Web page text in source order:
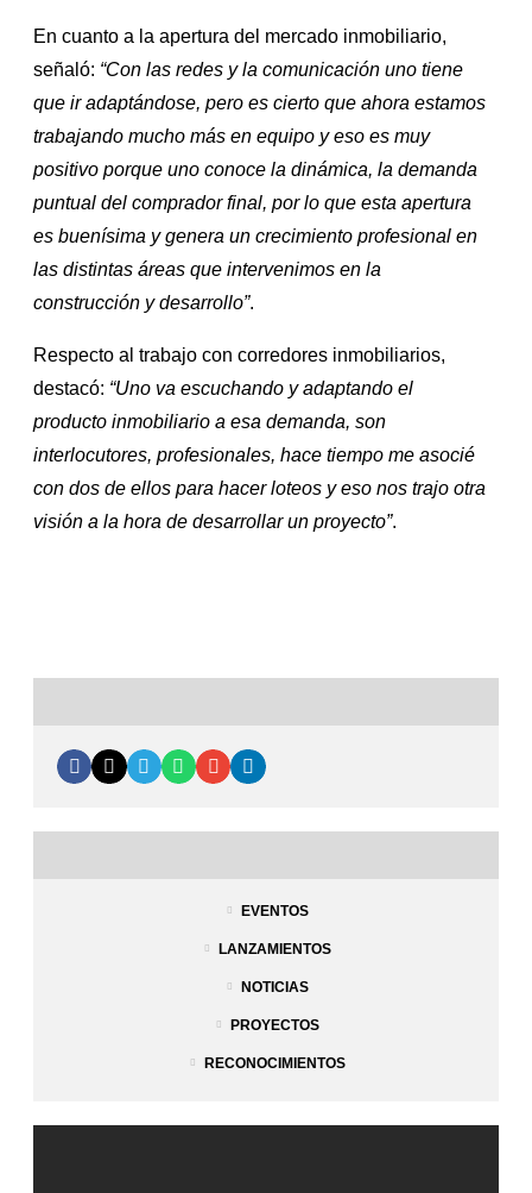
En cuanto a la apertura del mercado inmobiliario,
señaló: “Con las redes y la comunicación uno tiene
que ir adaptándose, pero es cierto que ahora estamos
trabajando mucho más en equipo y eso es muy
positivo porque uno conoce la dinámica, la demanda
puntual del comprador final, por lo que esta apertura
es buenísima y genera un crecimiento profesional en
las distintas áreas que intervenimos en la
construcción y desarrollo”.
Respecto al trabajo con corredores inmobiliarios,
destacó: “Uno va escuchando y adaptando el
producto inmobiliario a esa demanda, son
interlocutores, profesionales, hace tiempo me asocié
con dos de ellos para hacer loteos y eso nos trajo otra
visión a la hora de desarrollar un proyecto”.
EVENTOS
LANZAMIENTOS
NOTICIAS
PROYECTOS
RECONOCIMIENTOS